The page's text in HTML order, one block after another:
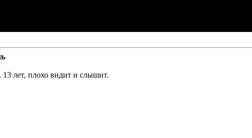
13 лет, плохо видит и слышит.